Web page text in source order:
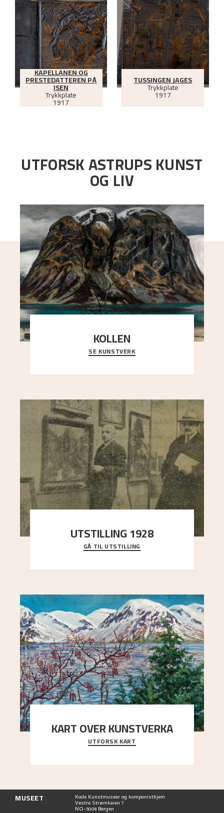
KAPELLANEN OG
PRESTEDATTEREN PÅ
ISEN
Trykkplate
1917
TUSSINGEN JAGES
Trykkplate
1917
UTFORSK ASTRUPS KUNST
OG LIV
KOLLEN
Et ruvende fjell dominerer bildeflaten, og står i
sterk kontrast til det spinkle rognetreet ute
SE KUNSTVERK
UTSTILLING 1928
Då Astrup døydde i 1928, tok vennene Moritz
Kaland og Simon Thorbjørnsen initiativ til å
GÅ TIL UTSTILLING
KART OVER KUNSTVERKA
Utforsk stedene og utsiktene i Astrups malerier
UTFORSK KART
MUSEET Kode Kunstmuseer og komponisthjem
Vestre Strømkaien 7
NO-5008 Bergen